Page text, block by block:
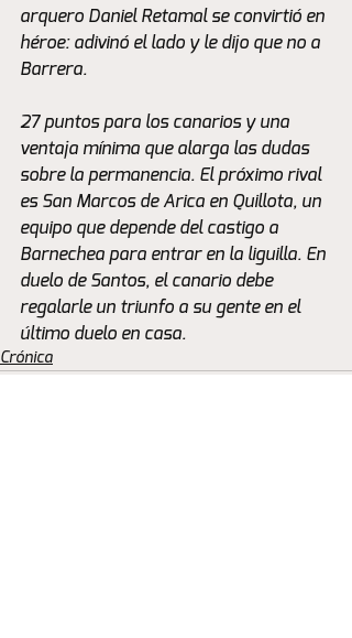
arquero Daniel Retamal se convirtió en
héroe: adivinó el lado y le dijo que no a
Barrera.
27 puntos para los canarios y una
ventaja mínima que alarga las dudas
sobre la permanencia. El próximo rival
es San Marcos de Arica en Quillota, un
equipo que depende del castigo a
Barnechea para entrar en la liguilla. En
duelo de Santos, el canario debe
regalarle un triunfo a su gente en el
último duelo en casa.
Crónica